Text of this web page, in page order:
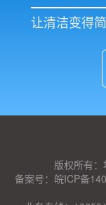
让清洁变得
版权所有
备案号：皖ICP备